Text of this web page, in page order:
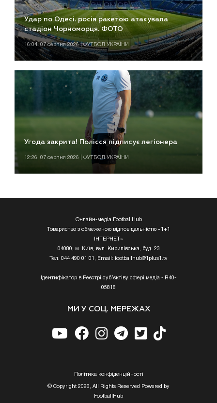
Удар по Одесі. росія ракетою атакувала
стадіон Чорноморця. ФОТО
16:04, 07 серпня 2026 | ФУТБОЛ УКРАЇНИ
Угода закрита! Полісся підписує легіонера
12:26, 07 серпня 2026 | ФУТБОЛ УКРАЇНИ
Онлайн-медіа FootballHub
Товариство з обмеженою відповідальністю «1+1
ІНТЕРНЕТ»
04080, м. Київ, вул. Кирилівська, буд. 23
Тел. 044 490 01 01, Email: footballhub@1plus1.tv
Ідентифікатор в Реєстрі суб’єктіву сфері медіа - R40-
05818
МИ У СОЦ. МЕРЕЖАХ
Полiтика конфiденцiйностi
© Copyright 2026, All Rights Reserved Powered by
FootballHub